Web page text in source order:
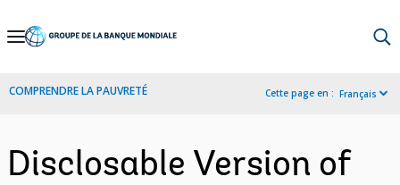
Skip
Navigation
COMPRENDRE LA PAUVRETÉ Cette page en : Français
Disclosable Version of